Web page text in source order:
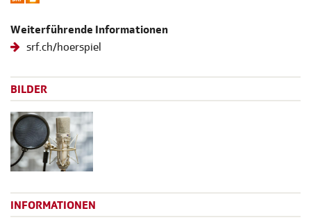
Weiterführende Informationen
srf.ch/hoerspiel
BILDER
INFORMATIONEN